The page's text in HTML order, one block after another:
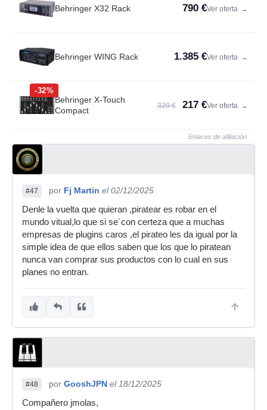
Behringer X32 Rack 790 €Ver oferta →
Behringer WING Rack 1.385 €Ver oferta →
-32%
Behringer X-Touch
Compact
320 € 217 €Ver oferta →
Enlaces de afiliación
#47 por Fj Martin el 02/12/2025
Denle la vuelta que quieran ,piratear es robar en el
mundo vitual,lo que si se´con certeza que a muchas
empresas de plugins caros ,el pirateo les da igual por la
simple idea de que ellos saben que los que lo piratean
nunca van comprar sus productos con lo cual en sus
planes no entran.
#48 por GooshJPN el 18/12/2025
Compañero jmolas,